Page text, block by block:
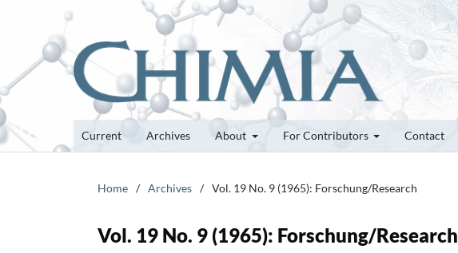
Current Archives About For Contributors Contact
Home / Archives / Vol. 19 No. 9 (1965): Forschung/Research
Vol. 19 No. 9 (1965): Forschung/Research